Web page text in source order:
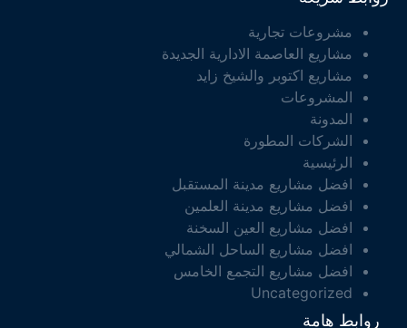
مشروعات تجارية
مشاريع العاصمة الادارية الجديدة
مشاريع اكتوبر والشيخ زايد
المشروعات
المدونة
الشركات المطورة
الرئيسية
افضل مشاريع مدينة المستقبل
افضل مشاريع مدينة العلمين
افضل مشاريع العين السخنة
افضل مشاريع الساحل الشمالي
افضل مشاريع التجمع الخامس
Uncategorized
روابط هامة